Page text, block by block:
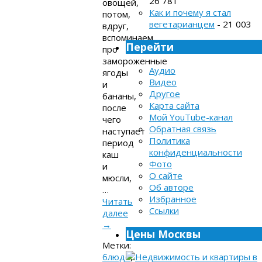
потом,
вдруг,
вспоминаем
про
замороженные
ягоды
и
бананы,
после
чего
наступает
период
каш
и
мюсли,
…
Читать
далее
→
Метки:
блюдо,
Как и почему я стал
вегетарианцем - 21 003
Перейти
Аудио
Видео
Другое
Карта сайта
Мой YouTube-канал
Обратная связь
Политика
конфиденциальности
Фото
О сайте
Об авторе
Избранное
Ссылки
Цены Москвы